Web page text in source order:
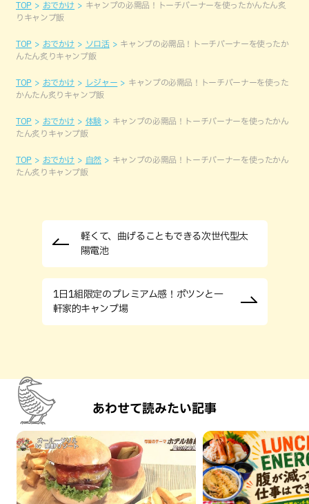
TOP おでかけ
キャンプの必需品！トーチバーナーを使ったかんたん炙
りキャンプ飯
TOP おでかけ ソロ活
キャンプの必需品！トーチバーナーを使ったか
んたん炙りキャンプ飯
TOP おでかけ レジャー
キャンプの必需品！トーチバーナーを使った
かんたん炙りキャンプ飯
TOP おでかけ 体験
キャンプの必需品！トーチバーナーを使ったかん
たん炙りキャンプ飯
TOP おでかけ 自然
キャンプの必需品！トーチバーナーを使ったかん
たん炙りキャンプ飯
軽くて、曲げることもできる次世代型太
陽電池
1日1組限定のプレミアム感！ポツンと一
軒家的キャンプ場
あわせて読みたい記事